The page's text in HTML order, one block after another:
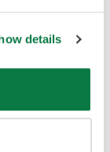
details